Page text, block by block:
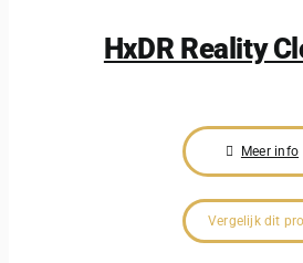
HxDR Reality
Meer info
Vergelijk dit